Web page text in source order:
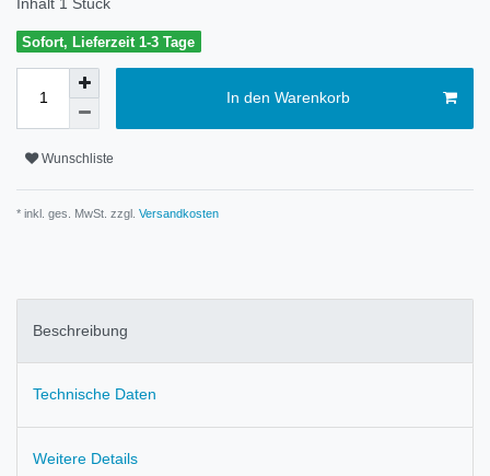
Sofort, Lieferzeit 1-3 Tage
In den Warenkorb
Wunschliste
* inkl. ges. MwSt. zzgl. Versandkosten
Beschreibung
Technische Daten
Weitere Details